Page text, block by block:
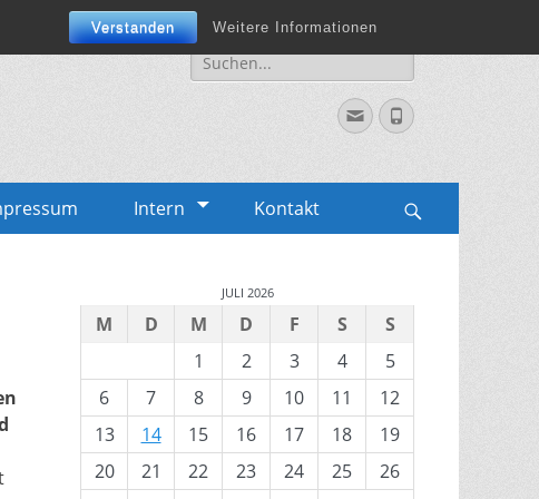
Verstanden Weitere Informationen
Suche
für:
EmailPhone
Intern Kontakt
JULI 2026
M D M D F S
S
1
2 3 4
5
6
7 8 9 10 11
12
13
14 15 16 17 18
19
20
21 22 23 24 25
26